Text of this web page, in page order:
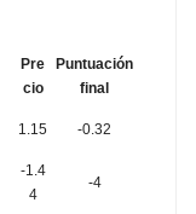
Pre
cio
Puntuación
final
1.15 -0.32
-1.4
4
-4